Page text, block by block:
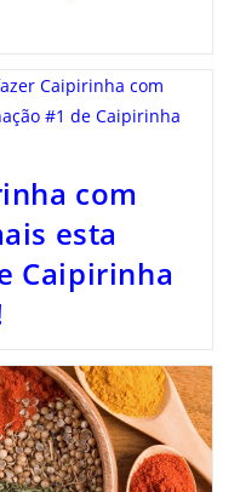
com
esta
Caipirinha